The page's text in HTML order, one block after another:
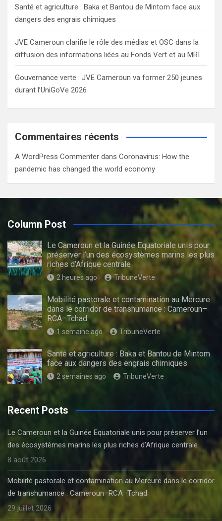
Santé et agriculture : Baka et Bantou de Mintom face aux
dangers des engrais chimiques
JVE Cameroun clarifie le rôle des médias et OSC dans la
diffusion des informations liées au Fonds Vert et au MRI
Gouvernance verte : JVE Cameroun va former 250 jeunes
durant l’UniGoVe 2026
Commentaires récents
A WordPress Commenter dans Coronavirus: How the
pandemic has changed the world economy
Column Post
Le Cameroun et la Guinée Equatoriale unis pour
préserver l’un des écosystèmes marins les plus
riches d’Afrique centrale
2 heures ago TribuneVerte
Mobilité pastorale et contamination au Mercure
dans le corridor de transhumance : Cameroun–
RCA–Tchad
1 semaine ago TribuneVerte
Santé et agriculture : Baka et Bantou de Mintom
face aux dangers des engrais chimiques
2 semaines ago TribuneVerte
Recent Posts
Le Cameroun et la Guinée Equatoriale unis pour préserver l’un
des écosystèmes marins les plus riches d’Afrique centrale
8 août 2026
Mobilité pastorale et contamination au Mercure dans le corridor
de transhumance : Cameroun–RCA–Tchad
29 juillet 2026